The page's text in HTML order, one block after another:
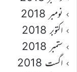
نومبر 2018
اکتوبر 2018
ستمبر 2018
اگست 2018